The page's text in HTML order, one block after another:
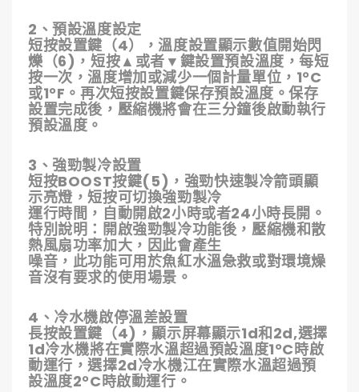
2、預設溫度設定
短按設置鍵（4），溫度設置顯示數值開始閃
爍（6)，短按▲或者▼鍵設置預設溫度，每短
按一次，溫度增加或減少一個計量單位，1°C
或1°F。再次短按設置鍵保存預設溫度。保存
設置完成後，壓縮機將會在三分鐘後啟動執行
預設溫度。
3、強勁製冷設置
短按BOOST按鍵(5)，強勁快速製冷箭頭顯
示亮燈，短按可切換強勁製冷
運行時間，自動開啟2小時或者24小時長開。
特別說明：開啟強勁製冷功能後，壓縮機和散
熱風扇功率加大，因此會產生
噪音，此功能可用於魚紅水溫急救或對環境燥
音沒有要求的使用場景。
4、冷水機啟停溫差設置
長按設置鍵（4)，顯示屏幕顯示1d和2d,選擇
1d冷水機將在實際水溫超過預設溫度1°C時啟
動運行，選擇2d冷水機江在實際水溫超過預
設溫度2°C時啟動運行。